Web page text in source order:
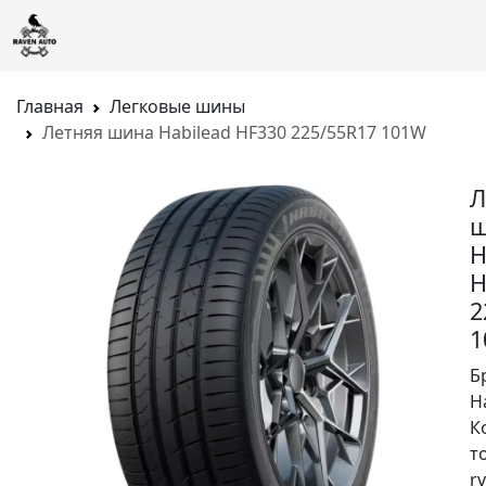
Главная
Легковые шины
Летняя шина Habilead HF330 225/55R17 101W